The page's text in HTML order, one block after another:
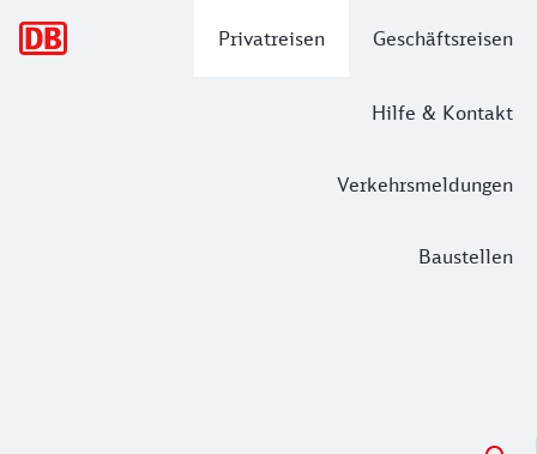
Privatreisen Geschäftsreisen
Hilfe & Kontakt
Verkehrsmeldungen
Baustellen